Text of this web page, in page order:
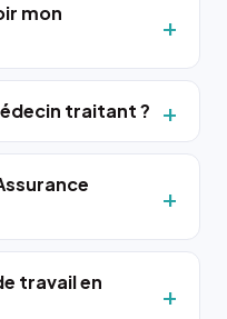
mon
traitant ?
travail en